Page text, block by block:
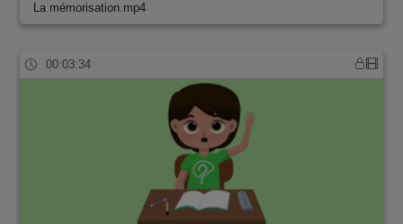
La mémorisation.mp4
00:03:34